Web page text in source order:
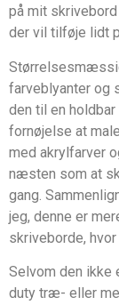
på mit
der vil tilføje lidt
farveblyanter og
den til en
fornøjelse at
med akrylfarver
næsten som at
gang.
jeg, denne er
skriveborde, hvor
Selvom den ikke
duty træ- eller